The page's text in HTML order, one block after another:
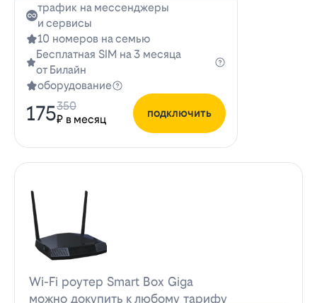
трафик на мессенджеры
и сервисы
10 номеров на семью
Бесплатная SIM на 3 месяца
от Билайн
оборудование
175₽ в месяц
350
подключить
Wi-Fi роутер Smart Box Giga
можно докупить к любому тарифу